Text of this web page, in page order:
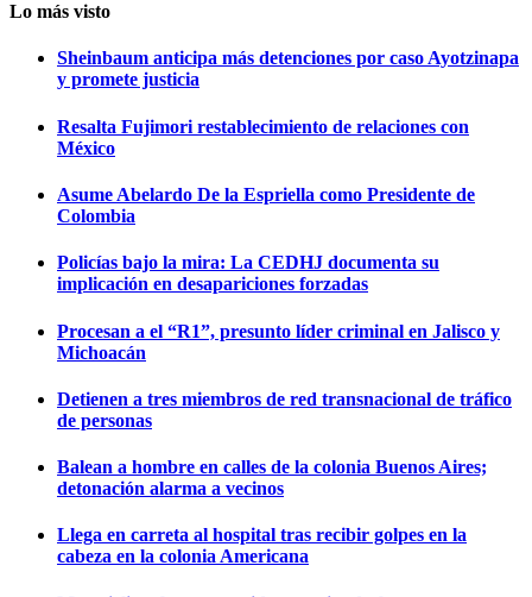
Lo más visto
Sheinbaum anticipa más detenciones por caso Ayotzinapa
y promete justicia
Resalta Fujimori restablecimiento de relaciones con
México
Asume Abelardo De la Espriella como Presidente de
Colombia
Policías bajo la mira: La CEDHJ documenta su
implicación en desapariciones forzadas
Procesan a el “R1”, presunto líder criminal en Jalisco y
Michoacán
Detienen a tres miembros de red transnacional de tráfico
de personas
Balean a hombre en calles de la colonia Buenos Aires;
detonación alarma a vecinos
Llega en carreta al hospital tras recibir golpes en la
cabeza en la colonia Americana